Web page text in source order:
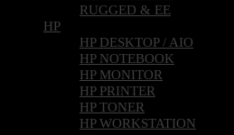
RUGGED & EE
HP
HP DESKTOP / AIO
HP NOTEBOOK
HP MONITOR
HP PRINTER
HP TONER
HP WORKSTATION